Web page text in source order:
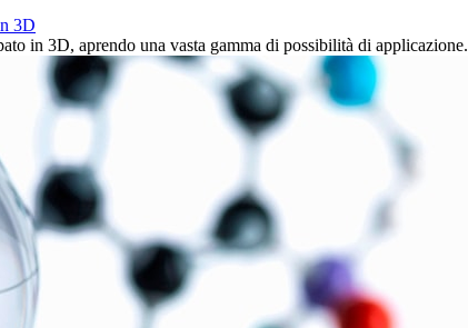
3D
in 3D, aprendo una vasta gamma di possibilità di applicazione.